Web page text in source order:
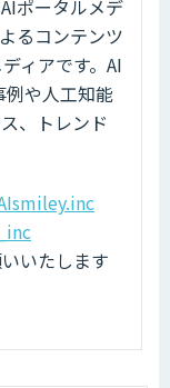
ポータルメデ
るコンテンツ
ィアです。AI
例や人工知能
、トレンド
いたします